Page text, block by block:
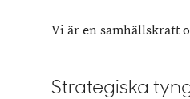
Vi är en samhällskraft
Strategiska